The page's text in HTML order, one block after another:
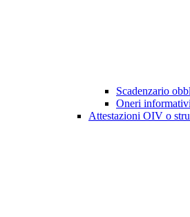
Scadenzario
Oneri
Attestazioni OIV o